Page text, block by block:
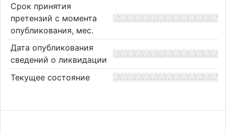
Срок принятия
претензий с момента
опубликования, мес.
Дата опубликования
сведений о ликвидации
Текущее состояние